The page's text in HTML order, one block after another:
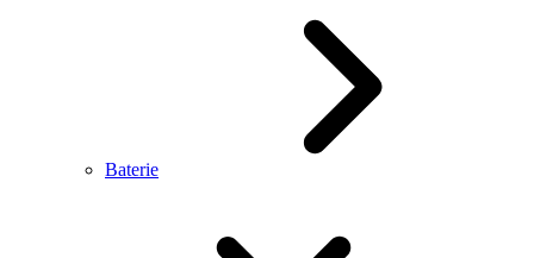
Baterie